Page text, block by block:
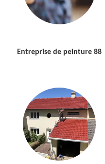
Entreprise de peinture 88